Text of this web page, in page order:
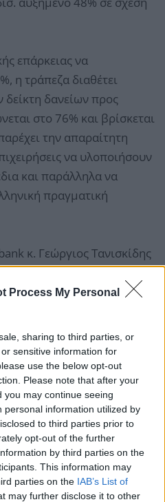
Process My Personal
sharing to third parties, or
sensitive information for
use the below opt-out
Please note that after your
may continue seeing
personal information utilized by
to third parties prior to
opt-out of the further
by third parties on the
This information may
parties on the IAB’s List of
may further disclose it to other
επάρκειας να
η τράπεζα διαθέτει
δανείων προς
στο 76% και βρίσκεται
την απαραίτητη
να υλοποιήσουν
και παράλληλα να
πραγματική
κ. Γεώργιος Τανισκίδης
ανακοίνωση των
"Η Optima bank
της πορεία,
την καλύτερη μέχρι
μας. Και η φετινή
αριθμητικά στοιχεία, αλλά
στον στόχο για την
εμπειρίας στους
δεν είναι απλά μια
Συνεχίζουμε
που
τράπεζα αναφοράς